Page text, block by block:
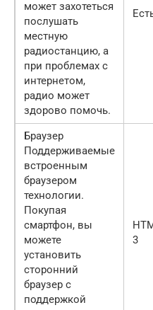
может захотеться
послушать
местную
радиостанцию, а
при проблемах с
интернетом,
радио может
здорово помочь.
Браузер
Поддерживаемые
встроенным
браузером
технологии.
Покупая
смартфон, вы
можете
установить
сторонний
браузер с
поддержкой
3